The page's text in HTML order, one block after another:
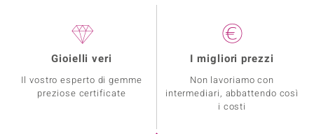
Gioielli veri
Il vostro esperto di gemme
preziose certificate
I migliori prezzi
Non lavoriamo con
intermediari, abbattendo così
i costi